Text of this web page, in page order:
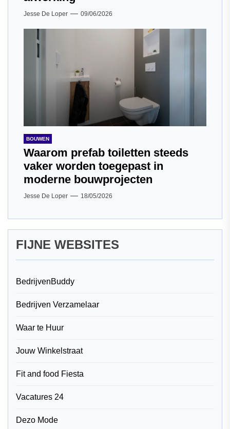
Jesse De Loper 09/06/2026
BOUWEN
Waarom prefab toiletten steeds
vaker worden toegepast in
moderne bouwprojecten
Jesse De Loper 18/05/2026
FIJNE WEBSITES
BedrijvenBuddy
Bedrijven Verzamelaar
Waar te Huur
Jouw Winkelstraat
Fit and food Fiesta
Vacatures 24
Dezo Mode